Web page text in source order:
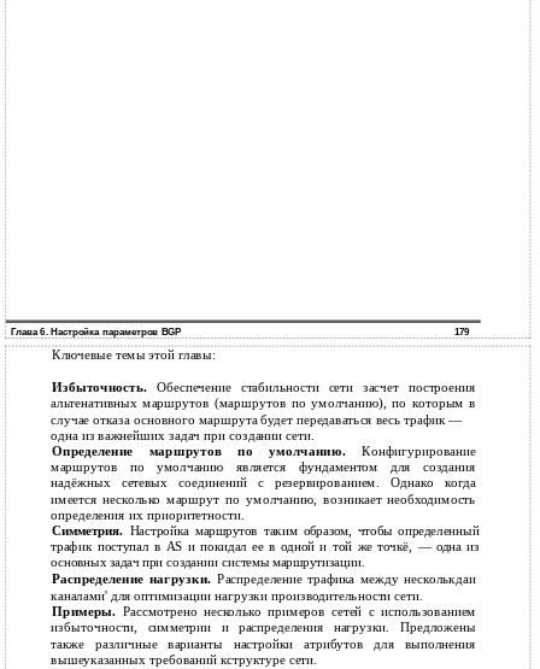
Глава 6. Настройка параметров BGP 179
Ключевые темы этой главы:
Избыточность. Обеспечение стабильности сети засчет построения
альтенативных маршрутов (маршрутов по умолчанию), по которым в
случае отказа основного маршрута будет передаваться весь трафик —
одна из важнейших задач при создании сети.
Определение маршрутов по умолчанию.Конфигурирование
маршрутов по умолчанию является фундаментом для создания
надёжных сетевых соединений с резервированием. Однако когда
имеется несколько маршрут по умолчанию, возникает необходимость
определения их приоритетности.
Симметрия. Настройка маршрутов таким образом, чтобы определенный
трафик поступал в AS и покидал ее в одной и той же точкё, — одна из
основных задач при создании системы маршрутизации.
Распределение нагрузки. Распределение трафика между несколькдаи
каналами' для оптимизации нагрузки производительности сети.
Примеры. Рассмотрено несколько примеров сетей с использованием
избыточности, симметрии и распределения нагрузки. Предложены
также различные варианты настройки атрибутов для выполнения
вышеуказанных требований кструктуре сети.